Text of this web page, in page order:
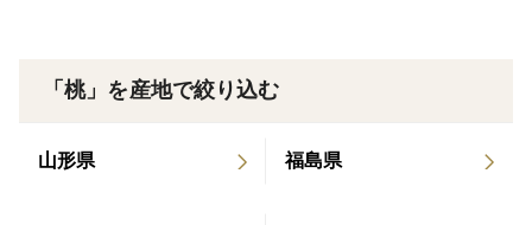
て収穫しているため、硬めの状態で届く場合があります
～4日ほど様子を見ながらお召し上がりください。
「桃」を産地で絞り込む
山形県 福島県